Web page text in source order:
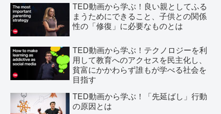
TED動画から学ぶ！良い親としてふる
まうためにできること、子供との関係
性の「修復」に必要なものとは
TED動画から学ぶ！テクノロジーを利
用して教育へのアクセスを民主化し、
貧富にかかわらず誰もが学べる社会を
目指す
TED動画から学ぶ！「先延ばし」行動
の原因とは